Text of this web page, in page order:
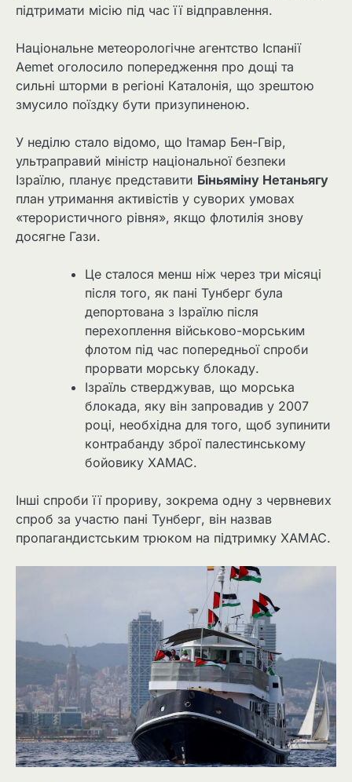
підтримати місію під час її відправлення.
Національне метеорологічне агентство Іспанії
Aemet оголосило попередження про дощі та
сильні шторми в регіоні Каталонія, що зрештою
змусило поїздку бути призупиненою.
У неділю стало відомо, що Ітамар Бен-Гвір,
ультраправий міністр національної безпеки
Ізраїлю, планує представити Біньяміну Нетаньягу
план утримання активістів у суворих умовах
«терористичного рівня», якщо флотилія знову
досягне Гази.
Це сталося менш ніж через три місяці
після того, як пані Тунберг була
депортована з Ізраїлю після
перехоплення військово-морським
флотом під час попередньої спроби
прорвати морську блокаду.
Ізраїль стверджував, що морська
блокада, яку він запровадив у 2007
році, необхідна для того, щоб зупинити
контрабанду зброї палестинському
бойовику ХАМАС.
Інші спроби її прориву, зокрема одну з червневих
спроб за участю пані Тунберг, він назвав
пропагандистським трюком на підтримку ХАМАС.